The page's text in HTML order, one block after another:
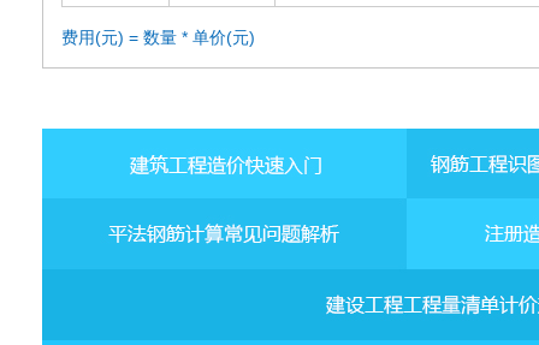
费用(元) = 数量 * 单价(元)